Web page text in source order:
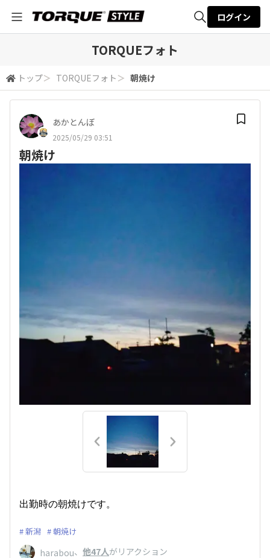
検索
ログイン
TORQUEフォト
トップ＞ TORQUEフォト ＞ 朝焼け
あかとんぼ
2025/05/29 03:51
朝焼け
出勤時の朝焼けです。
新潟 朝焼け
harabou、 他47人がリアクション